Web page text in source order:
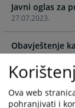
forward
to
interact
with
calendar
select
27.07.2023.
Javni oglas za
24.09.2021.
Obavještenje
Javni oglas
okviru IPA
Ova web
pohranjivati i